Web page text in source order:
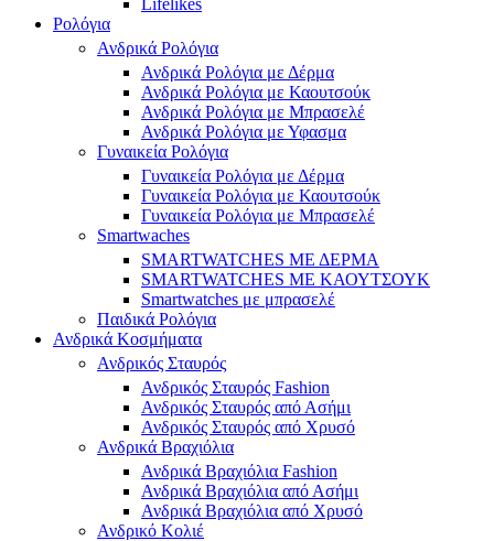
Lifelikes
Ρολόγια
Ανδρικά Ρολόγια
Ανδρικά Ρολόγια με Δέρμα
Ανδρικά Ρολόγια με Καουτσούκ
Ανδρικά Ρολόγια με Μπρασελέ
Ανδρικά Ρολόγια με Υφασμα
Γυναικεία Ρολόγια
Γυναικεία Ρολόγια με Δέρμα
Γυναικεία Ρολόγια με Καουτσούκ
Γυναικεία Ρολόγια με Μπρασελέ
Smartwaches
SMARTWATCHES ΜΕ ΔΕΡΜΑ
SMARTWATCHES ΜΕ ΚΑΟΥΤΣΟΥΚ
Smartwatches με μπρασελέ
Παιδικά Ρολόγια
Ανδρικά Κοσμήματα
Ανδρικός Σταυρός
Ανδρικός Σταυρός Fashion
Ανδρικός Σταυρός από Ασήμι
Ανδρικός Σταυρός από Χρυσό
Ανδρικά Βραχιόλια
Ανδρικά Βραχιόλια Fashion
Ανδρικά Βραχιόλια από Ασήμι
Ανδρικά Βραχιόλια από Χρυσό
Ανδρικό Κολιέ